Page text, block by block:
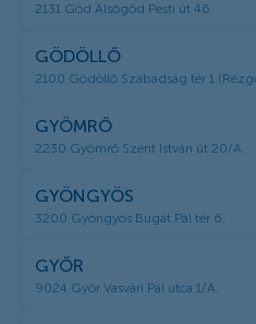
2131 Göd Alsógöd Pesti út 46.
GÖDÖLLŐ
2100 Gödöllő Szabadság tér
GYÖMRŐ
2230 Gyömrő Szent István út 20/A.
GYÖNGYÖS
3200 Gyöngyös Bugát Pál tér 6.
GYŐR
9024 Győr Vasvári Pál utca 1/A.